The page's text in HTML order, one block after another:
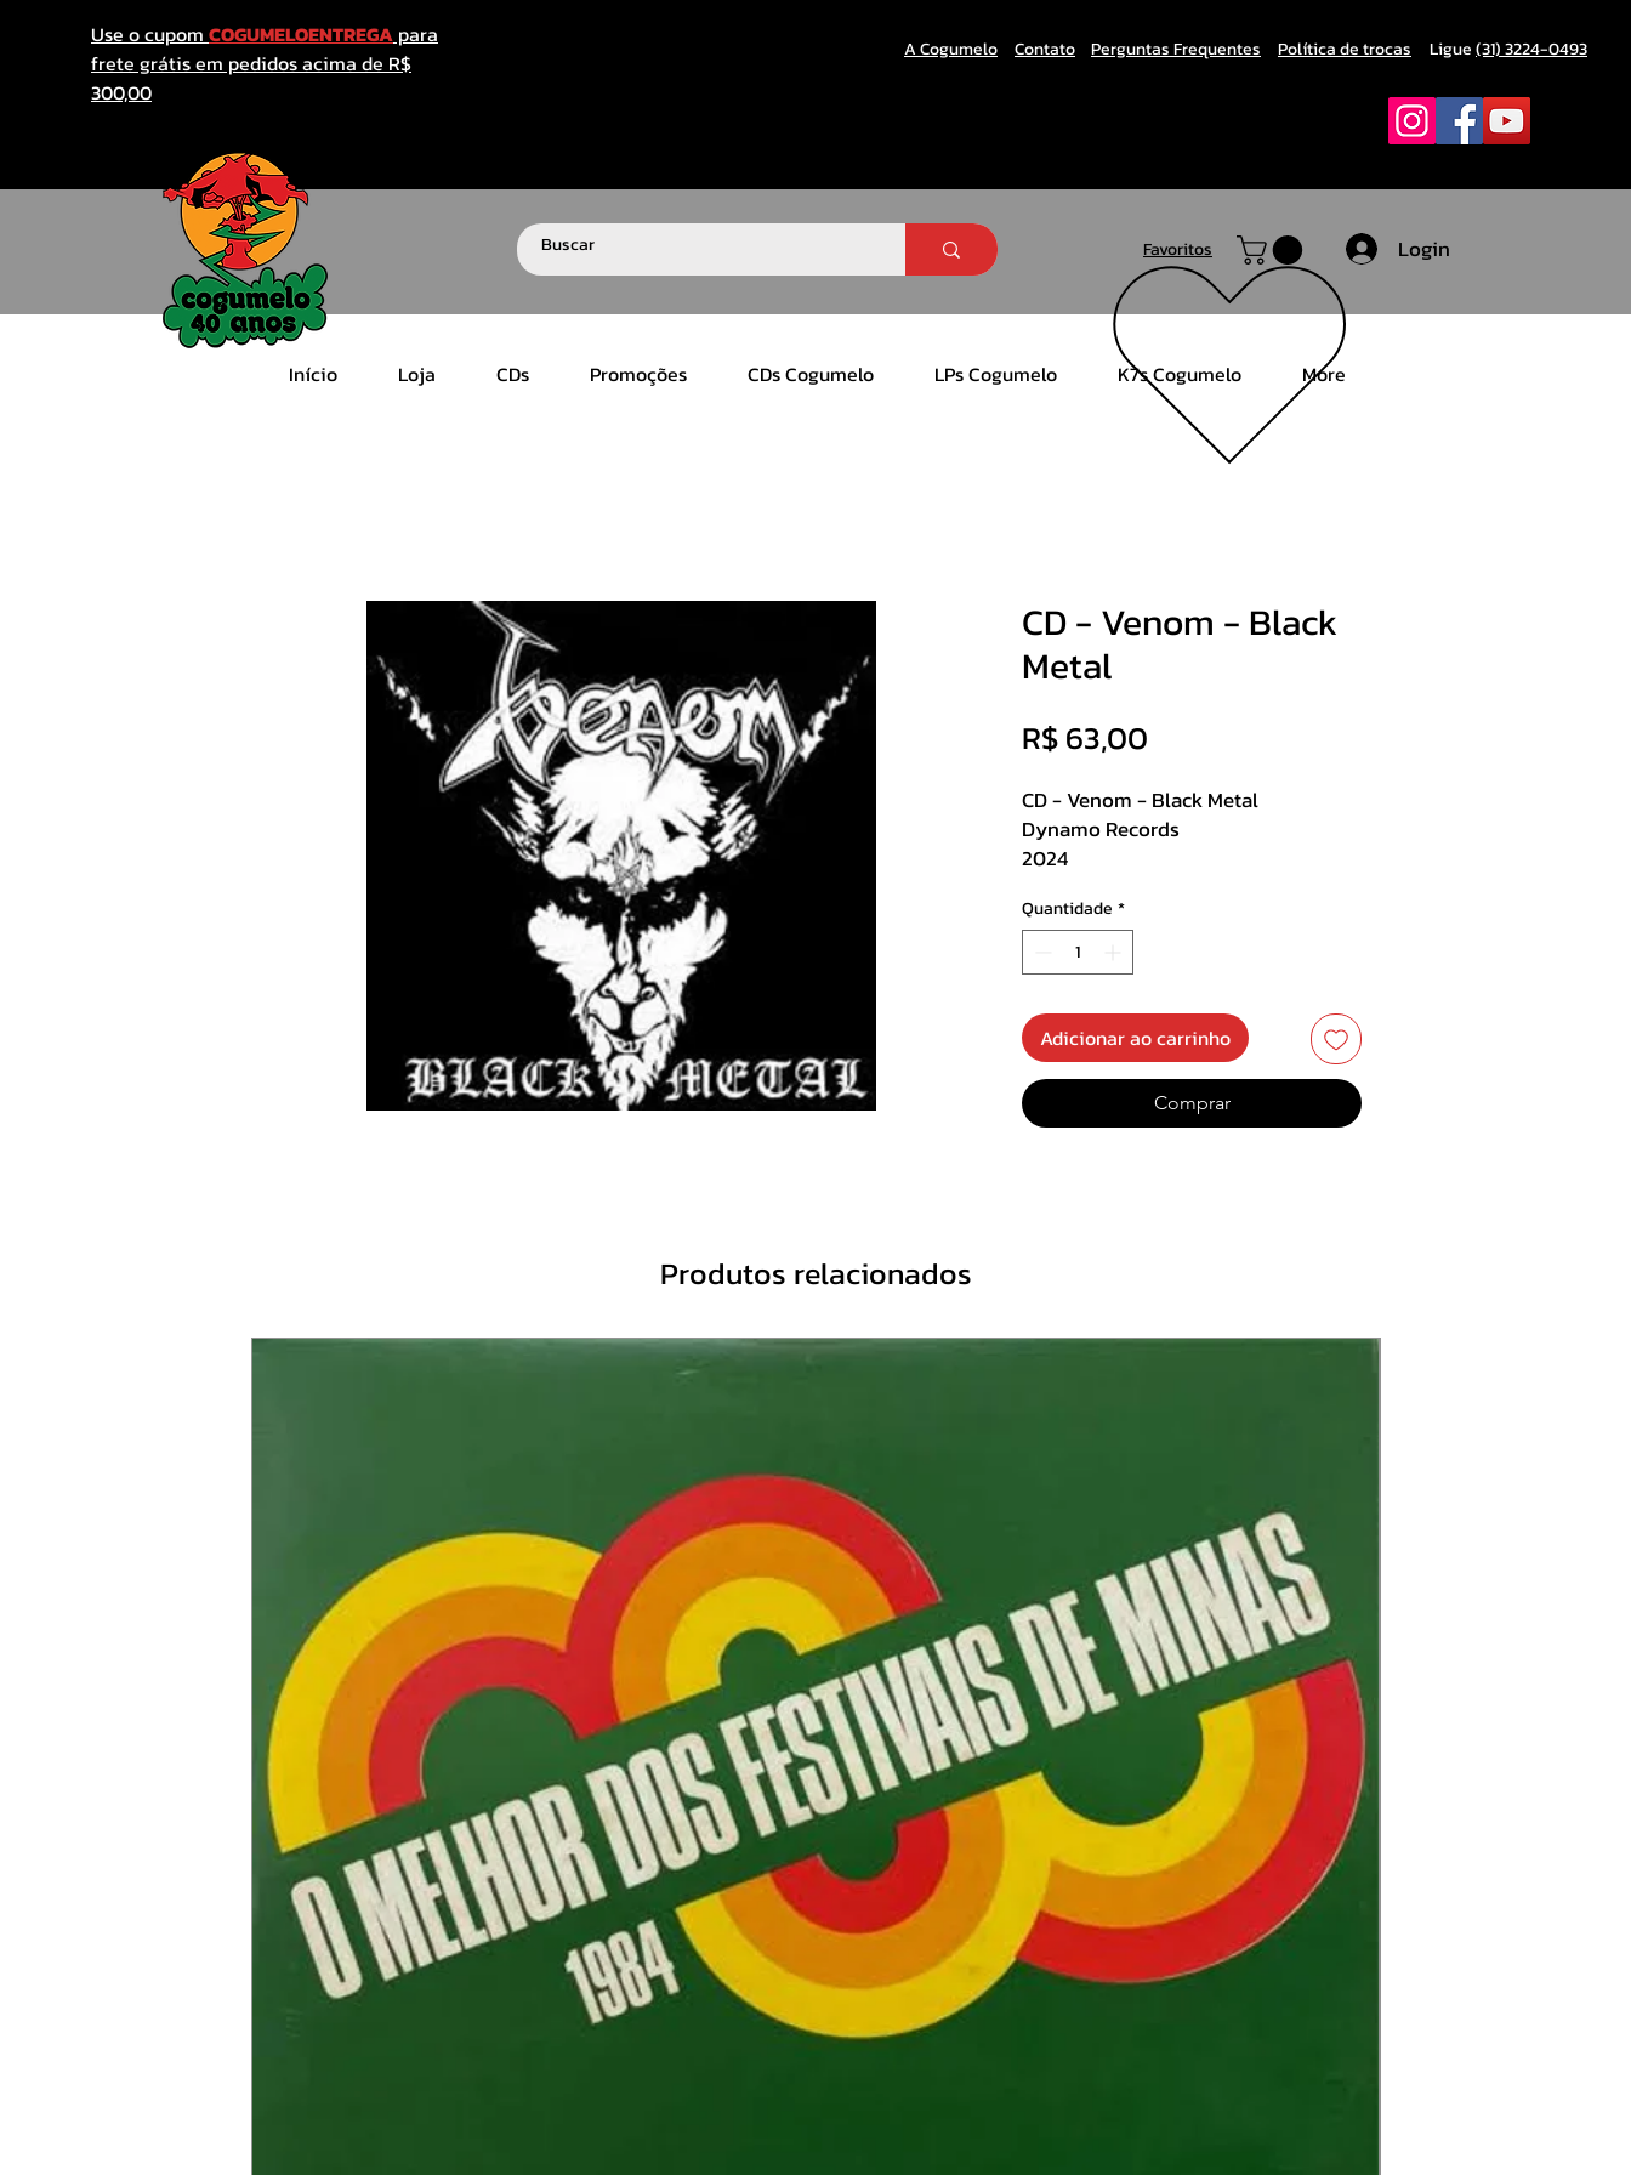
Use o cupom COGUMELOENTREGA para
frete grátis em pedidos acima de R$
300,00
A Cogumelo Contato Perguntas Frequentes Política de trocas Ligue(31) 3224-0493
Favoritos Login
Início Loja CDs Promoções CDs Cogumelo LPs Cogumelo K7s Cogumelo More
CD - Venom - Black
Metal
R$ 63,00
CD - Venom - Black Metal
Dynamo Records
2024
Track List :
1. Black Metal
3. Buried Alive
4. Raise the Dead
5. Teacher’s Pet
6. Leave Me in Hell
17. Black Metal (Remix)
18. Raise the Dead (Church Hall
Rehearsals 1979)
Quantidade *
Adicionar ao carrinho
Comprar
Produtos relacionados